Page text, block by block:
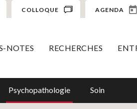
COLLOQUE AGENDA
NOTES RECHERCHES
Psychopathologie Soin